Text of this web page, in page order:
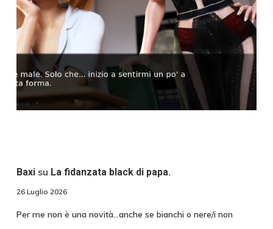
Baxisu La fidanzata black di papa.
26 Luglio 2026
Per me non è una novità...anche se bianchi o nere/i non